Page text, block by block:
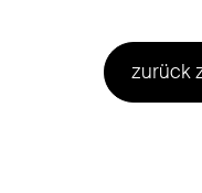
zurück